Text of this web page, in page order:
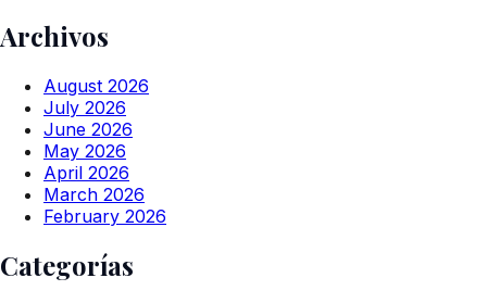
Archivos
August 2026
July 2026
June 2026
May 2026
April 2026
March 2026
February 2026
Categorías